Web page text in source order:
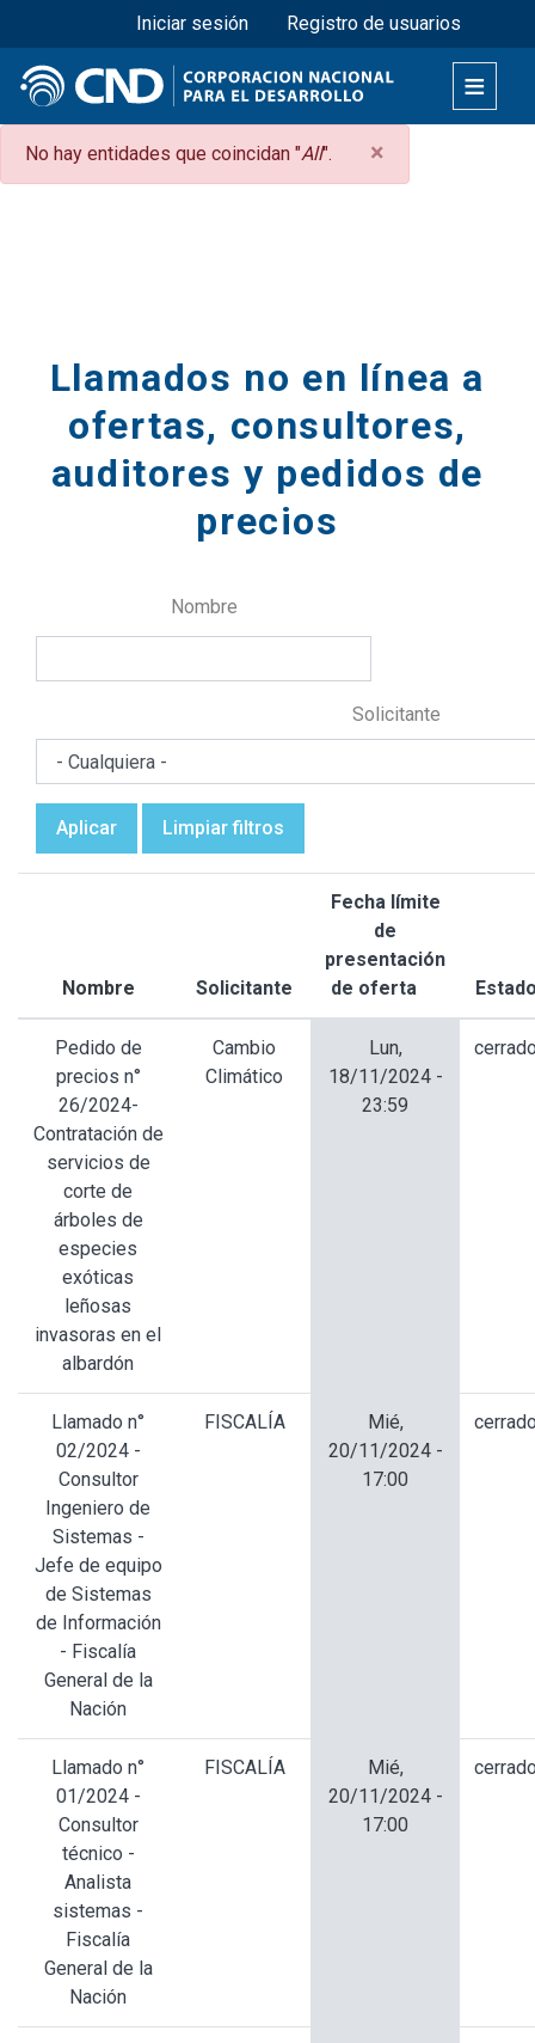
Pasar
al
contenido
principal
Menú superior
Iniciar sesión Registro de usuarios
×
Mensaje
de
No hay entidades que coincidan "All".
Llamados no en línea a
ofertas, consultores,
auditores y pedidos de
precios
Nombre
Solicitante
Aplicar Limpiar filtros
Nombre Solicitante
Fecha límite
de
presentación
de oferta
Ordenar
Pedido de
precios n°
26/2024-
Contratación de
servicios de
corte de
árboles de
especies
exóticas
leñosas
invasoras en el
albardón
Cambio
Climático
Lun,
18/11/2024 -
23:59
Llamado n°
02/2024 -
Consultor
Ingeniero de
Sistemas -
Jefe de equipo
de Sistemas
de Información
- Fiscalía
General de la
Nación
FISCALÍA
Mié,
20/11/2024 -
17:00
Llamado n°
01/2024 -
Consultor
técnico -
Analista
sistemas -
Fiscalía
General de la
Nación
FISCALÍA
Mié,
20/11/2024 -
17:00